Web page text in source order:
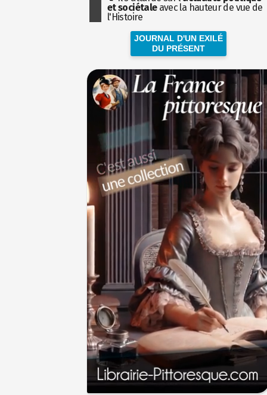
et sociétaleavec la hauteur de vue de
l'Histoire
JOURNAL D'UN EXILÉ
DU PRÉSENT